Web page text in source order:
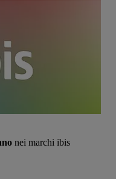
nei marchi ibis